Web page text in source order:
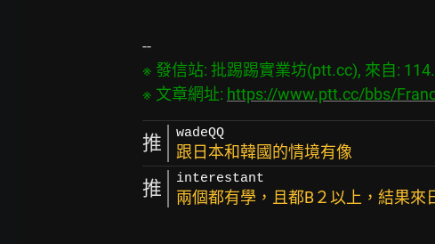
※ 發信站: 批踢踢實業坊(ptt.cc), 來自:
※ 文章網址: https://www.ptt.cc/bbs/
推 wadeQQ
跟日本和韓國的情境有像
推 interestant
兩個都有學，且都B２以上，結果來